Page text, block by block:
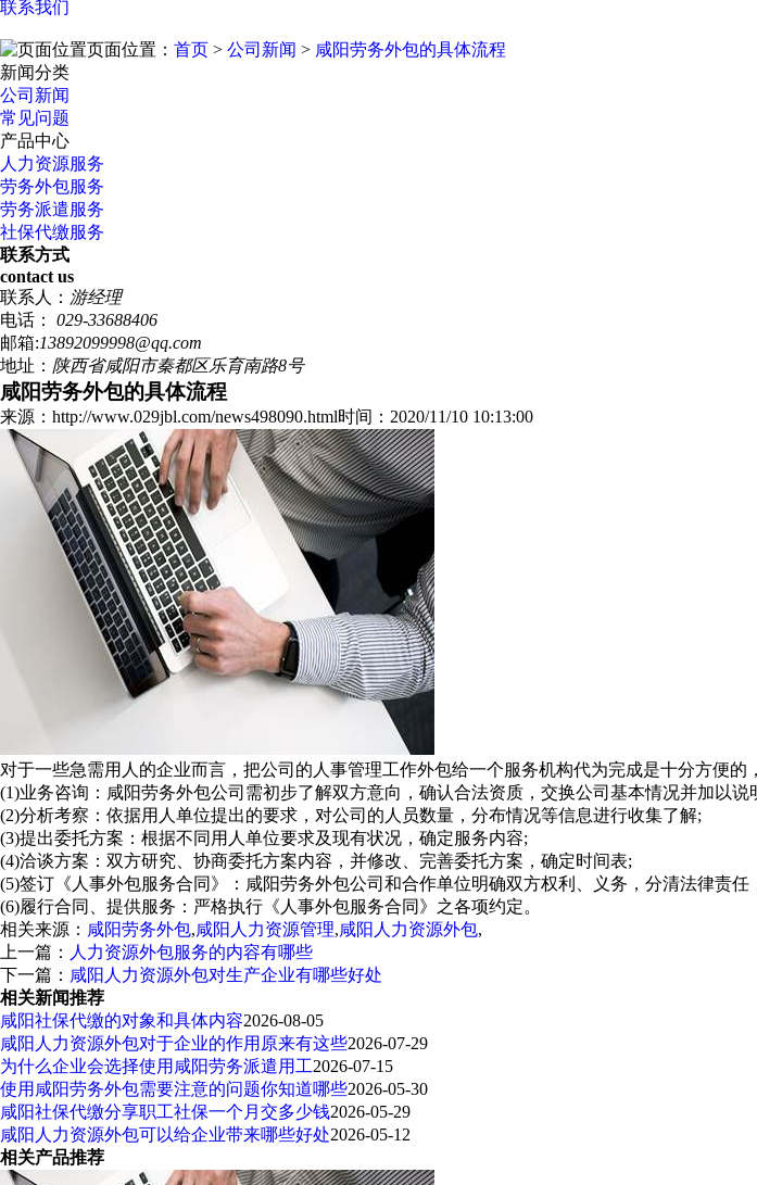
联系我们
页面位置： 首页 > 公司新闻 > 咸阳劳务外包的具体流程
新闻分类
公司新闻
常见问题
产品中心
人力资源服务
劳务外包服务
劳务派遣服务
社保代缴服务
联系方式
contact us
联系人： 游经理
电话： 029-33688406
邮箱:13892099998@qq.com
地址： 陕西省咸阳市秦都区乐育南路8号
咸阳劳务外包的具体流程
来源：http://www.029jbl.com/news498090.html时间：2020/11/10 10:13:00
对于一些急需用人的企业而言，把公司的人事管理工作外包给一个服务机构代为完成是十分方便的
(1)业务咨询：咸阳劳务外包公司需初步了解双方意向，确认合法资质，交换公司基本情况并加以说
(2)分析考察：依据用人单位提出的要求，对公司的人员数量，分布情况等信息进行收集了解;
(3)提出委托方案：根据不同用人单位要求及现有状况，确定服务内容;
(4)洽谈方案：双方研究、协商委托方案内容，并修改、完善委托方案，确定时间表;
(5)签订《人事外包服务合同》：咸阳劳务外包公司和合作单位明确双方权利、义务，分清法律责
(6)履行合同、提供服务：严格执行《人事外包服务合同》之各项约定。
相关来源： 咸阳劳务外包,咸阳人力资源管理,咸阳人力资源外包,
上一篇： 人力资源外包服务的内容有哪些
下一篇： 咸阳人力资源外包对生产企业有哪些好处
相关新闻推荐
咸阳社保代缴的对象和具体内容2026-08-05
咸阳人力资源外包对于企业的作用原来有这些2026-07-29
为什么企业会选择使用咸阳劳务派遣用工2026-07-15
使用咸阳劳务外包需要注意的问题你知道哪些2026-05-30
咸阳社保代缴分享职工社保一个月交多少钱2026-05-29
咸阳人力资源外包可以给企业带来哪些好处2026-05-12
相关产品推荐